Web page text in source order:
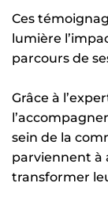
Ces
lumière
parcours de
Grâce à
sein de la
parviennent à
transformer